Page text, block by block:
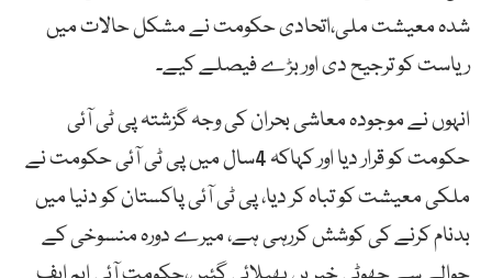
شدہ معیشت ملی،اتحادی حکومت نے مشکل حالات میں
ریاست کو ترجیح دی اور بڑے فیصلے کیے۔
انہوں نے موجودہ معاشی بحران کی وجہ گزشتہ پی ٹی آئی
حکومت کو قرار دیا اور کہاکہ 4سال میں پی ٹی آئی حکومت نے
ملکی معیشت کو تباہ کر دیا، پی ٹی آئی پاکستان کو دنیا میں
بدنام کرنے کی کوشش کررہی ہے، میرے دورہ منسوخی کے